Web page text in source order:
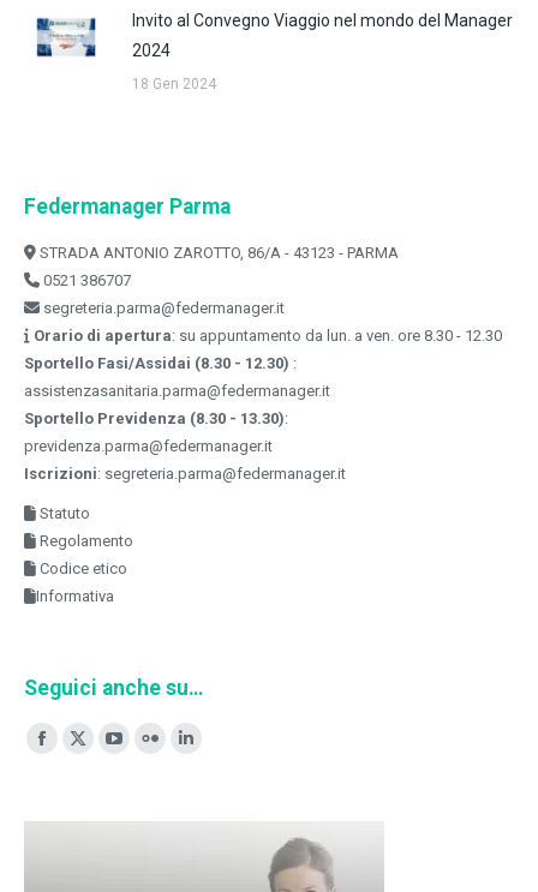
Invito al Convegno Viaggio nel mondo del Manager
2024
18 Gen 2024
Federmanager Parma
STRADA ANTONIO ZAROTTO, 86/A - 43123 - PARMA
0521 386707
segreteria.parma@federmanager.it
Orario di apertura: su appuntamento da lun. a ven. ore 8.30 - 12.30
Sportello Fasi/Assidai (8.30 - 12.30) :
assistenzasanitaria.parma@federmanager.it
Sportello Previdenza (8.30 - 13.30):
previdenza.parma@federmanager.it
Iscrizioni: segreteria.parma@federmanager.it
Statuto
Regolamento
Codice etico
Informativa
Seguici anche su…
Ci puoi trovare su:
Facebook
X
YouTube
FlickrLinkedin